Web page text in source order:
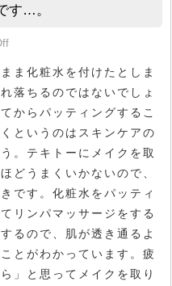
す…。
on 美容の意識が高い人が推奨し
ま化粧水を付けたとしま
落ちるのではないでしょ
からパッティングするこ
というのはスキンケアの
。テキトーにメイクを取
どうまくいかないので、
です。化粧水をパッティ
リンパマッサージをする
るので、肌が透き通るよ
とがわかっています。疲
」と思ってメイクを取り